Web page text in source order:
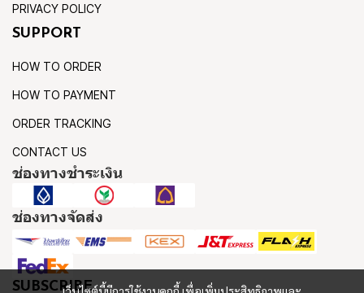
PRIVACY POLICY
SUPPORT
HOW TO ORDER
HOW TO PAYMENT
ORDER TRACKING
CONTACT US
ช่องทางชำระเงิน
ช่องทางจัดส่ง
SUBSCRIBE